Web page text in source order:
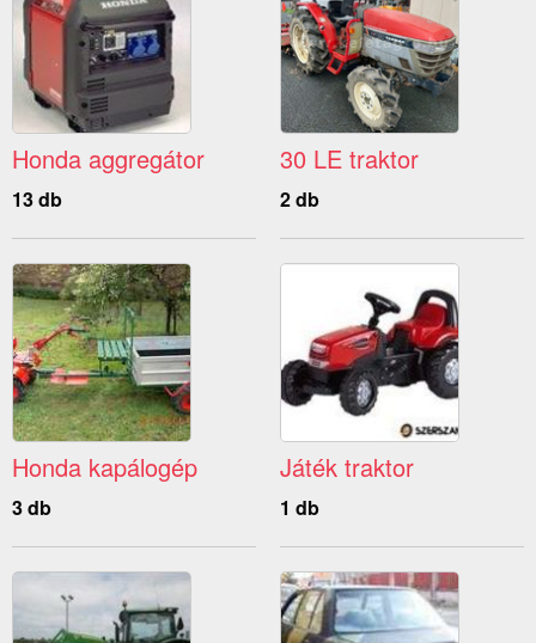
Honda aggregátor
13 db
30 LE traktor
2 db
Honda kapálogép
3 db
Játék traktor
1 db